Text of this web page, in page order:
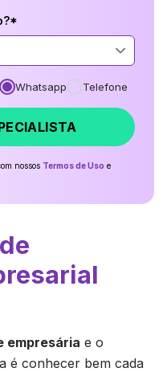
Whatsapp Telefone
nossos Termos de Uso e
empresária e o
é conhecer bem cada